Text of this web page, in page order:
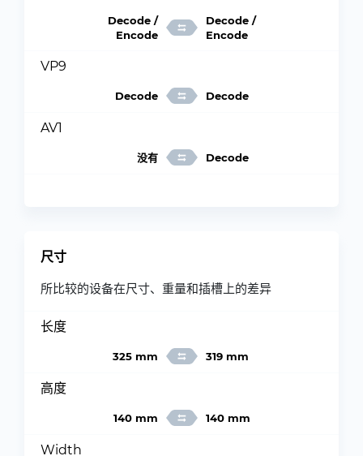
Decode /
Encode
Decode /
Encode
VP9
Decode Decode
AV1
没有 Decode
尺寸
所比较的设备在尺寸、重量和插槽上的差异
长度
325 mm 319 mm
高度
140 mm 140 mm
Width